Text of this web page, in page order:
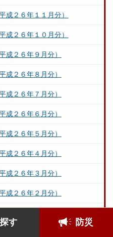
探す 防災
成２６年１１月分）
成２６年１０月分）
成２６年９月分）
成２６年８月分）
成２６年７月分）
成２６年６月分）
成２６年５月分）
成２６年４月分）
成２６年３月分）
成２６年２月分）